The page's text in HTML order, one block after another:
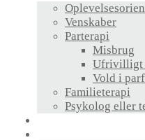
Venskaber
Parterapi
Misbrug
Ufrivilligt
Vold i
Familieterapi
Psykolog eller